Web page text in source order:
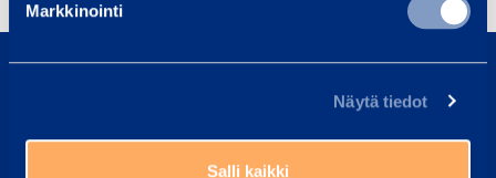
Markkinointi
Näytä tiedot
Salli kaikki